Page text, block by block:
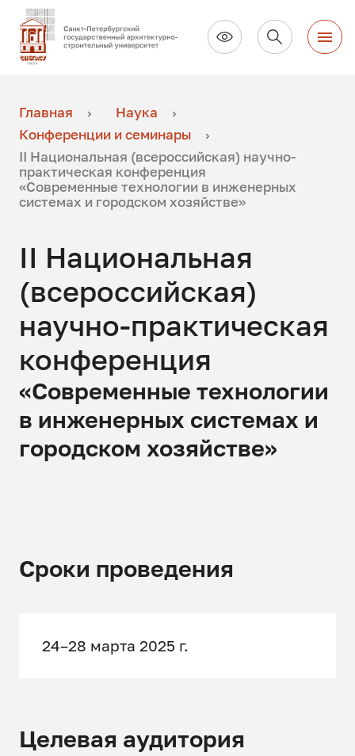
Главная
Наука
Конференции и семинары
II Национальная (всероссийская) научно-
практическая конференция
«Современные технологии в инженерных
системах и городском хозяйстве»
II Национальная
(всероссийская)
научно-практическая
конференция
«Современные технологии
в инженерных системах и
городском хозяйстве»
Сроки проведения
24–28 марта 2025 г.
Целевая аудитория